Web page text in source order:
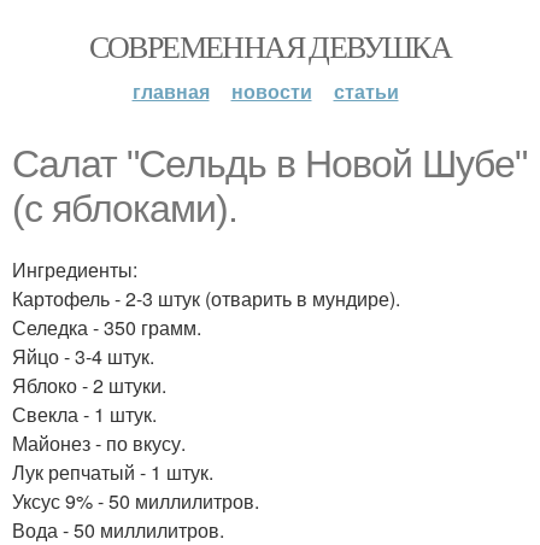
СОВРЕМЕННАЯ ДЕВУШКА
главная новости статьи
Салат "Сельдь в Новой Шубе"
(с яблоками).
Ингредиенты:
Картофель - 2-3 штук (отварить в мундире).
Селедка - 350 грамм.
Яйцо - 3-4 штук.
Яблоко - 2 штуки.
Свекла - 1 штук.
Майонез - по вкусу.
Лук репчатый - 1 штук.
Уксус 9% - 50 миллилитров.
Вода - 50 миллилитров.